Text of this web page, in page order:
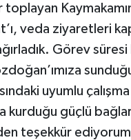
toplayan
veda ziyaretleri
Görev
uyumlu çalışma
kurduğu güçlü
teşekkür